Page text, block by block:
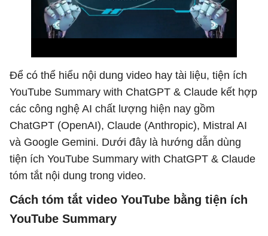
Để có thể hiểu nội dung video hay tài liệu, tiện ích
YouTube Summary with ChatGPT & Claude kết hợp
các công nghệ AI chất lượng hiện nay gồm
ChatGPT (OpenAI), Claude (Anthropic), Mistral AI
và Google Gemini. Dưới đây là hướng dẫn dùng
tiện ích YouTube Summary with ChatGPT & Claude
tóm tắt nội dung trong video.
Cách tóm tắt video YouTube bằng tiện ích
YouTube Summary